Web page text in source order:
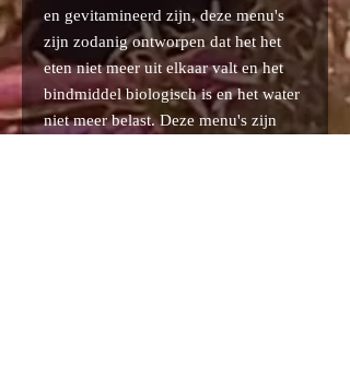
en gevitamineerd zijn, deze menu's
zijn zodanig ontworpen dat het het
eten niet meer uit elkaar valt en het
bindmiddel biologisch is en het water
niet meer belast. Deze menu's zijn